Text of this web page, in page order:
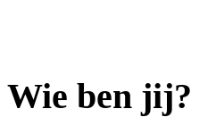
Wie ben jij?